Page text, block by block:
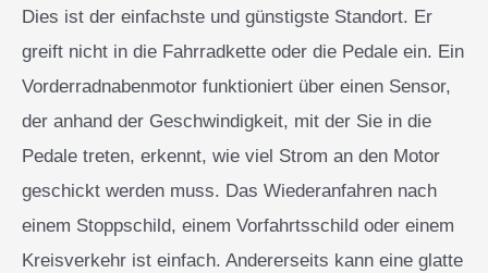
Dies ist der einfachste und günstigste Standort. Er
greift nicht in die Fahrradkette oder die Pedale ein. Ein
Vorderradnabenmotor funktioniert über einen Sensor,
der anhand der Geschwindigkeit, mit der Sie in die
Pedale treten, erkennt, wie viel Strom an den Motor
geschickt werden muss. Das Wiederanfahren nach
einem Stoppschild, einem Vorfahrtsschild oder einem
Kreisverkehr ist einfach. Andererseits kann eine glatte